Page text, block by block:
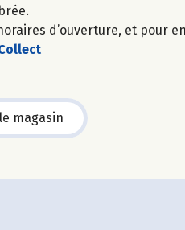
d’ouverture, et pour
magasin